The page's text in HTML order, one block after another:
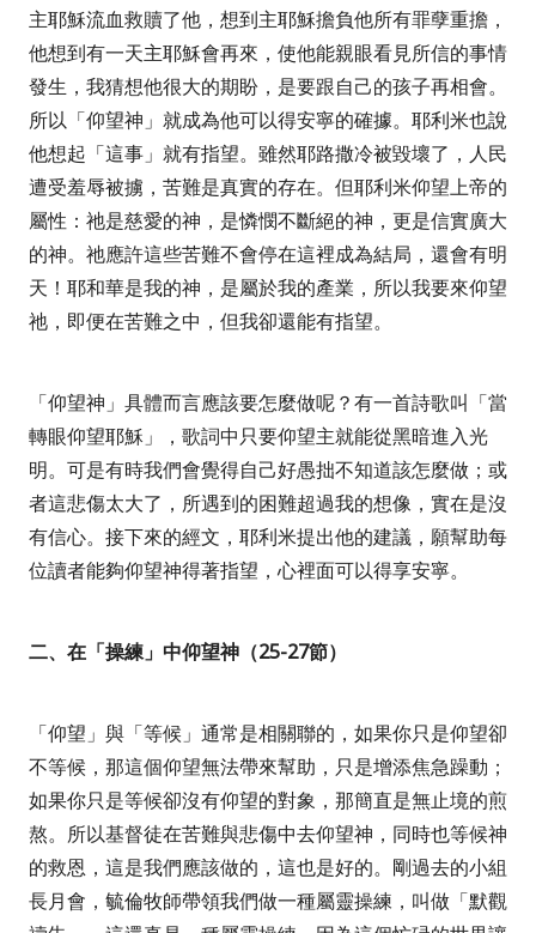
主耶穌流血救贖了他，想到主耶穌擔負他所有罪孽重擔，
他想到有一天主耶穌會再來，使他能親眼看見所信的事情
發生，我猜想他很大的期盼，是要跟自己的孩子再相會。
所以「仰望神」就成為他可以得安寧的確據。耶利米也說
他想起「這事」就有指望。雖然耶路撒冷被毀壞了，人民
遭受羞辱被擄，苦難是真實的存在。但耶利米仰望上帝的
屬性：祂是慈愛的神，是憐憫不斷絕的神，更是信實廣大
的神。祂應許這些苦難不會停在這裡成為結局，還會有明
天！耶和華是我的神，是屬於我的產業，所以我要來仰望
祂，即便在苦難之中，但我卻還能有指望。
「仰望神」具體而言應該要怎麼做呢？有一首詩歌叫「當
轉眼仰望耶穌」，歌詞中只要仰望主就能從黑暗進入光
明。可是有時我們會覺得自己好愚拙不知道該怎麼做；或
者這悲傷太大了，所遇到的困難超過我的想像，實在是沒
有信心。接下來的經文，耶利米提出他的建議，願幫助每
位讀者能夠仰望神得著指望，心裡面可以得享安寧。
二、在「操練」中仰望神（25-27節）
「仰望」與「等候」通常是相關聯的，如果你只是仰望卻
不等候，那這個仰望無法帶來幫助，只是增添焦急躁動；
如果你只是等候卻沒有仰望的對象，那簡直是無止境的煎
熬。所以基督徒在苦難與悲傷中去仰望神，同時也等候神
的救恩，這是我們應該做的，這也是好的。剛過去的小組
長月會，毓倫牧師帶領我們做一種屬靈操練，叫做「默觀